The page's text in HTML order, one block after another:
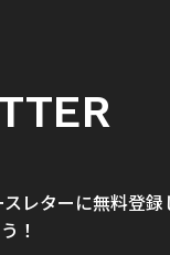
スレターに無料登
！